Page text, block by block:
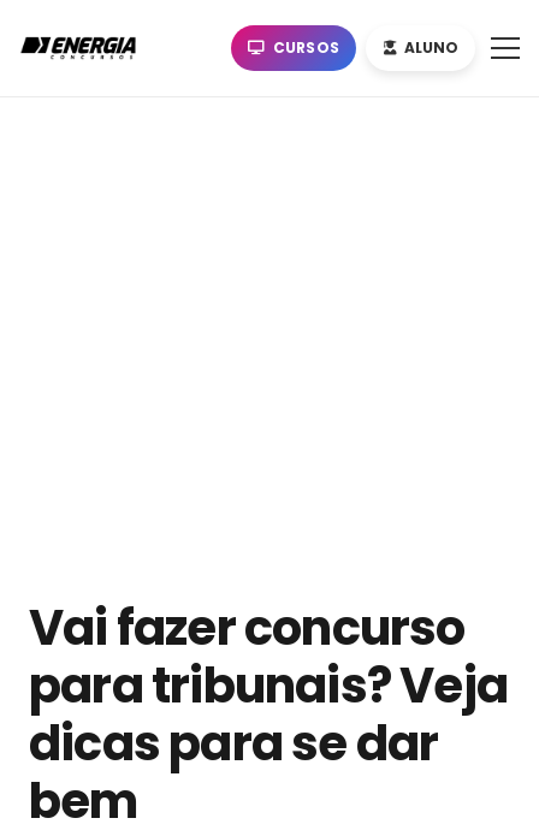
CURSOS ALUNO
Vai fazer concurso
para tribunais? Veja
dicas para se dar
bem